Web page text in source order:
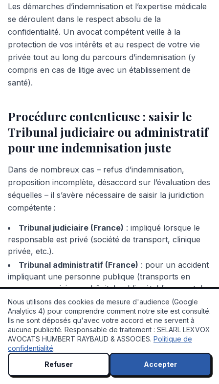
Les démarches d’indemnisation et l’expertise médicale
se déroulent dans le respect absolu de la
confidentialité. Un avocat compétent veille à la
protection de vos intérêts et au respect de votre vie
privée tout au long du parcours d’indemnisation (y
compris en cas de litige avec un établissement de
santé).
Procédure contentieuse : saisir le
Tribunal judiciaire ou administratif
pour une indemnisation juste
Dans de nombreux cas – refus d’indemnisation,
proposition incomplète, désaccord sur l’évaluation des
séquelles – il s’avère nécessaire de saisir la juridiction
compétente :
Tribunal judiciaire (France) : impliqué lorsque le
responsable est privé (société de transport, clinique
privée, etc.).
Tribunal administratif (France) : pour un accident
impliquant une personne publique (transports en
commun municipaux, hôpital public, établissement de
santé).
Le recours contentieux est souvent incontournable
dans les cas d'erreur médicale contestée, de refus
d’indemnisation, ou encore en présence de dommages
et intérêts non versés à l’amiable. L’appui d’un avocat
spécialisé est essentiel pour chiffrer tous vos
Nous utilisons des cookies de mesure d'audience (Google
Analytics 4) pour comprendre comment notre site est consulté.
Ils ne sont déposés qu'avec votre accord et ne servent à
aucune publicité. Responsable de traitement : SELARL LEXVOX
AVOCATS HUMBERT RAYBAUD & ASSOCIES. Politique de
confidentialité.
Refuser
Accepter
💬 À votre service !